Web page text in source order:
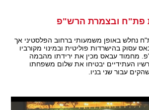
פת"ח ובצמרת הרש"פ
נחלש באופן משמעותי ברחוב הפלסטיני אך
עסוק בהישרדות פוליטית ובמינוי מקורביו
מחמוד עבאס מכין את ירידתו מהבמה
העתידיים יבטיחו את שלום משפחתו
עבור שני בניו.